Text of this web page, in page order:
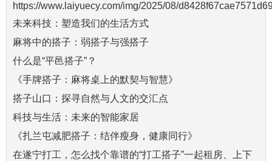
https://www.laiyuecy.com/img/2025/08/
未来科技：塑造我们的生活方式
麻将中的搭子：弱搭子与强搭子
什么是“平邑搭子”？
《手牌搭子：麻将桌上的默契与智慧》
搭子山口：探寻自然与人文的交汇点
科技与生活：未来的智能家居
《扎兰屯减肥搭子：结伴瘦身，健康同行》
在遂宁打工，怎么找个靠谱的“打工搭子”一起租房、上下